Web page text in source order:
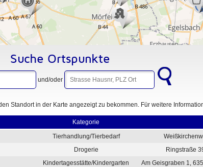
Suche Ortspunkte
und/oder
Standort in der Karte angezeigt zu bekommen. Für weitere
Kategorie
Tierhandlung/Tierbedarf
Drogerie Ringstraße
Kindertagesstätte/Kindergarten Am Geisgraben 1,